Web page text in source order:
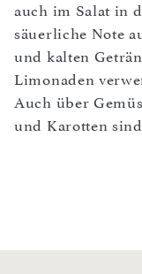
auch im Salat in
säuerliche Note
und kalten
Limonaden
Auch über
und Karotten